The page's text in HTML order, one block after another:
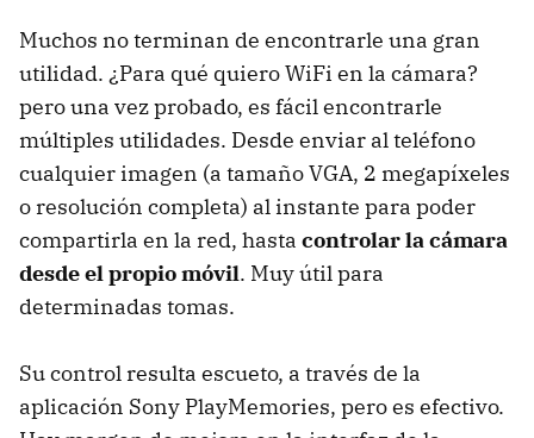
Muchos no terminan de encontrarle una gran
utilidad. ¿Para qué quiero WiFi en la cámara?
pero una vez probado, es fácil encontrarle
múltiples utilidades. Desde enviar al teléfono
cualquier imagen (a tamaño VGA, 2 megapíxeles
o resolución completa) al instante para poder
compartirla en la red, hasta controlar la cámara
desde el propio móvil. Muy útil para
determinadas tomas.
Su control resulta escueto, a través de la
aplicación Sony PlayMemories, pero es efectivo.